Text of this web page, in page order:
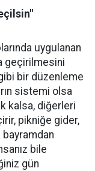
uygulanan
geçirilmesini
bir düzenleme
sistemi olsa
kalsa, diğerleri
pikniğe gider,
bayramdan
bile
gün